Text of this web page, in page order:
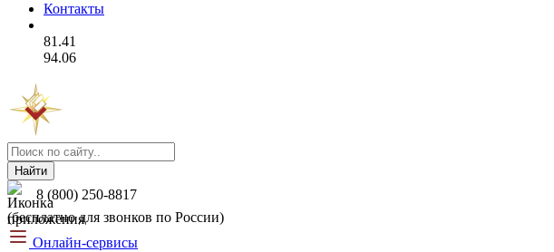
Контакты
81.41
94.06
Найти
8 (800) 250-8817
(бесплатно для звонков по России)
Онлайн-сервисы